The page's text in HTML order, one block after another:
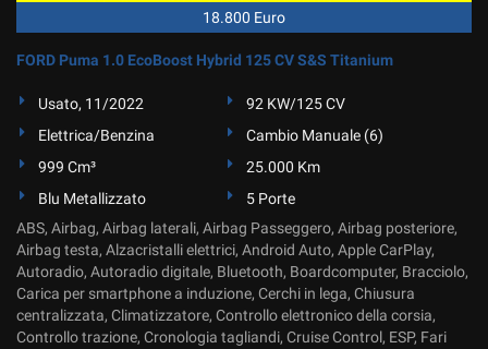
18.800 Euro
FORD Puma 1.0 EcoBoost Hybrid 125 CV S&S Titanium
Usato, 11/2022
92 KW/125 CV
Elettrica/Benzina
Cambio Manuale (6)
999 Cm³
25.000 Km
Blu Metallizzato
5 Porte
ABS, Airbag, Airbag laterali, Airbag Passeggero, Airbag posteriore,
Airbag testa, Alzacristalli elettrici, Android Auto, Apple CarPlay,
Autoradio, Autoradio digitale, Bluetooth, Boardcomputer, Bracciolo,
Carica per smartphone a induzione, Cerchi in lega, Chiusura
centralizzata, Climatizzatore, Controllo elettronico della corsia,
Controllo trazione, Cronologia tagliandi, Cruise Control, ESP, Fari